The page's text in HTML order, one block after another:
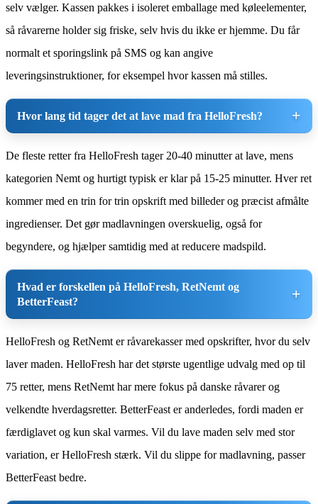
selv vælger. Kassen pakkes i isoleret emballage med køleelementer,
så råvarerne holder sig friske, selv hvis du ikke er hjemme. Du får
normalt et sporingslink på SMS og kan angive
leveringsinstruktioner, for eksempel hvor kassen må stilles.
Hvor lang tid tager det at lave mad fra HelloFresh?
De fleste retter fra HelloFresh tager 20-40 minutter at lave, mens
kategorien Nemt og hurtigt typisk er klar på 15-25 minutter. Hver ret
kommer med en trin for trin opskrift med billeder og præcist afmålte
ingredienser. Det gør madlavningen overskuelig, også for
begyndere, og hjælper samtidig med at reducere madspild.
Hvad er forskellen på HelloFresh, RetNemt og
BetterFeast?
HelloFresh og RetNemt er råvarekasser med opskrifter, hvor du selv
laver maden. HelloFresh har det største ugentlige udvalg med op til
75 retter, mens RetNemt har mere fokus på danske råvarer og
velkendte hverdagsretter. BetterFeast er anderledes, fordi maden er
færdiglavet og kun skal varmes. Vil du lave maden selv med stor
variation, er HelloFresh stærk. Vil du slippe for madlavning, passer
BetterFeast bedre.